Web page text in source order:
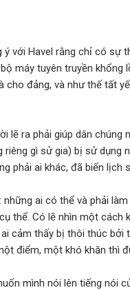
ý với Havel rằng chỉ có sự
máy tuyên truyền
cho đảng, và như thế tất
lẽ ra phải giúp dân
riêng gì sử gia) bị sử dụng
phải ai khác, đã biến
những ai có thể và phải
thể. Có lẽ nhìn một
cảm thấy bị thôi thúc bởi
điểm, một khó khăn thì
mình nói lên tiếng nói